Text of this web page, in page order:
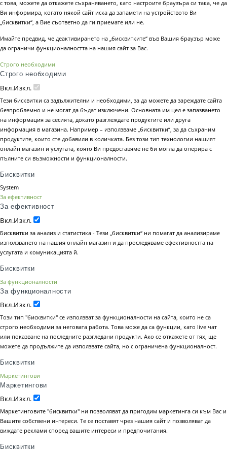
с това, можете да откажете съхраняването, като настроите браузъра си така, че да
Ви информира, когато някой сайт иска да запамети на устройството Ви
„бисквитки“, а Вие съответно да ги приемате или не.
Имайте предвид, че деактивирането на „бисквитките“ във Вашия браузър може
да ограничи функционалността на нашия сайт за Вас.
Строго необходими
Строго необходими
Вкл.Изкл.
Тези бисквитки са задължителни и необходими, за да можете да зареждате сайта
безпроблемно и не могат да бъдат изключени. Основната им цел е запазването
на информация за сесията, докато разглеждате продуктите или друга
информация в магазина. Например – използваме „бисквитки“, за да съхраним
продуктите, които сте добавили в количката. Без този тип технологии нашият
онлайн магазин и услугата, която Ви предоставяме не би могла да оперира с
пълните си възможности и функционалности.
Бисквитки
System
За ефективност
За ефективност
Вкл.Изкл.
Бисквитки за анализ и статистика - Тези „бисквитки“ ни помагат да анализираме
използването на нашия онлайн магазин и да проследяваме ефективността на
услугата и комуникацията й.
Бисквитки
За функционалности
За функционалности
Вкл.Изкл.
Този тип "бисквитки" се използват за функционалности на сайта, които не са
строго необходими за неговата работа. Това може да са функции, като live чат
или показване на последните разгледани продукти. Ако се откажете от тях, ще
можете да продължите да използвате сайта, но с ограничена функционалност.
Бисквитки
Маркетингови
Маркетингови
Вкл.Изкл.
Маркетинговите "бисквитки" ни позволяват да пригодим маркетинга си към Вас и
Вашите собствени интереси. Те се поставят чрез нашия сайт и позволяват да
виждате реклами според вашите интереси и предпочитания.
Бисквитки